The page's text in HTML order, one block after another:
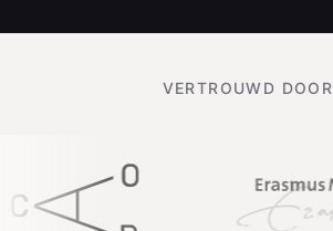
VERTROUWD DOOR